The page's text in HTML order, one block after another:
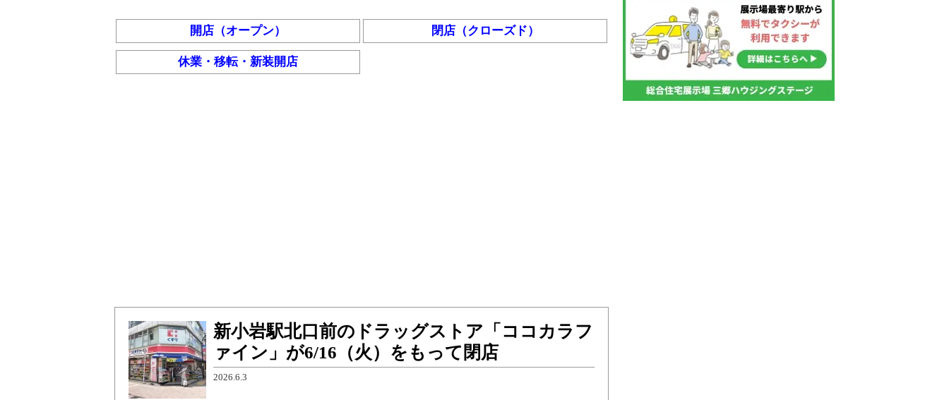
開店（オープン） 閉店（クローズド）
休業・移転・新装開店
新小岩駅北口前のドラッグストア「ココカラフ
ァイン」が6/16（火）をもって閉店
2026.6.3